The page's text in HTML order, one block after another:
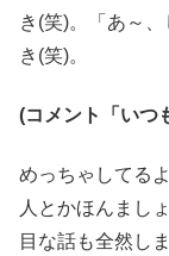
き(笑)。「あ～
き(笑)。
(コメント「いつ
めっちゃしてる
人とかほんまし
目な話も全然し